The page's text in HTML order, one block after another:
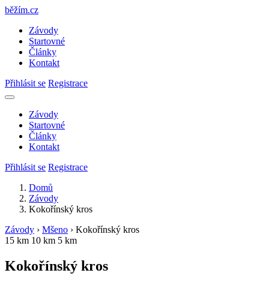
běžím.cz
Závody
Startovné
Články
Kontakt
Přihlásit se Registrace
Závody
Startovné
Články
Kontakt
Přihlásit se Registrace
Domů
Závody
Kokořínský kros
Závody › Mšeno › Kokořínský kros
15 km 10 km 5 km
Kokořínský kros